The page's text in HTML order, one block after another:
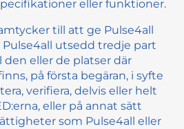
eller funktioner.
till att ge Pulse4all
Pulse4all utsedd tredje part
eller de platser där
på första begäran, i syfte
verifiera, delvis eller helt
eller på annat sätt
som Pulse4all eller